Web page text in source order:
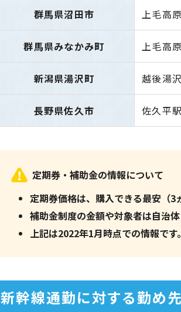
群馬県沼田市 上毛高
群馬県みなかみ町 上毛高
新潟県湯沢町 越後湯
長野県佐久市 佐久平
定期券・補助金の情報について
定期券価格は、購入できる最安（
補助金制度の金額や対象者は自治
上記は2022年1月時点での情報で
新幹線通勤に対する勤め